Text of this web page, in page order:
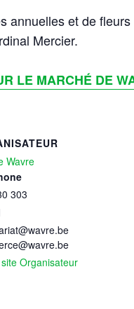
annuelles et de
Mercier.
LE MARCHÉ DE
Wavre
303
Organisateur